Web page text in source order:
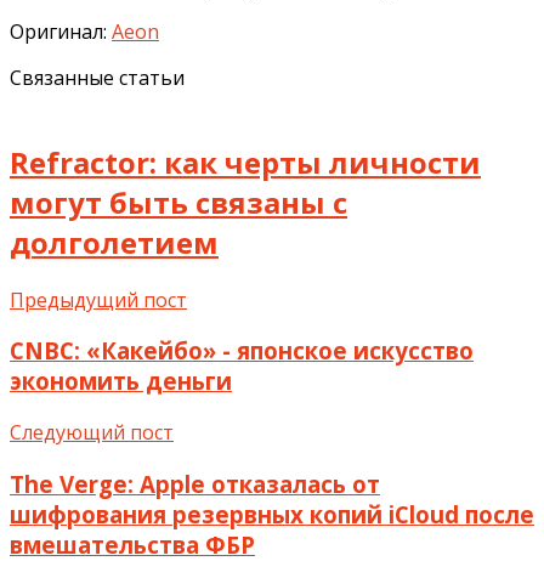
Оригинал: Aeon
Связанные статьи
Refractor: как черты личности
могут быть связаны с
долголетием
Предыдущий пост
CNBC: «Какейбо» - японское искусство
экономить деньги
Следующий пост
The Verge: Apple отказалась от
шифрования резервных копий iCloud после
вмешательства ФБР